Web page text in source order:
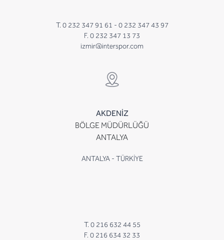
T. 0 232 347 91 61 - 0 232 347 43 97
F. 0 232 347 13 73
izmir@interspor.com
AKDENİZ
BÖLGE MÜDÜRLÜĞÜ
ANTALYA
ANTALYA - TÜRKİYE
T. 0 216 632 44 55
F. 0 216 634 32 33